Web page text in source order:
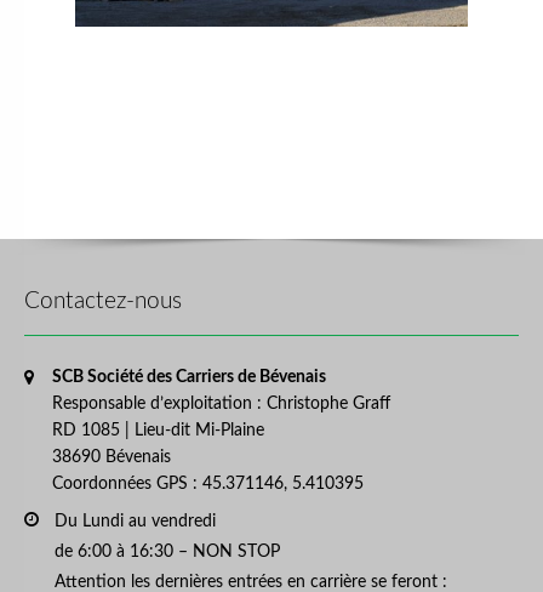
Contactez-nous
SCB Société des Carriers de Bévenais
Responsable d’exploitation : Christophe Graff
RD 1085 | Lieu-dit Mi-Plaine
38690 Bévenais
Coordonnées GPS : 45.371146, 5.410395
Du Lundi au vendredi
de 6:00 à 16:30 – NON STOP
Attention les dernières entrées en carrière se feront :